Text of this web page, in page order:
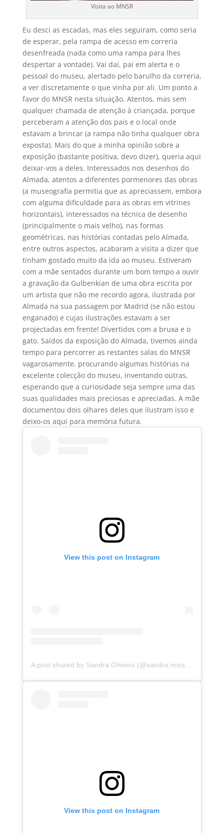
Visita ao MNSR
Eu desci as escadas, mas eles seguiram, como seria
de esperar, pela rampa de acesso em correria
desenfreada (nada como uma rampa para lhes
despertar a vontade). Vai daí, pai em alerta e o
pessoal do museu, alertado pelo barulho da correria,
a ver discretamente o que vinha por ali. Um ponto a
favor do MNSR nesta situação. Atentos, mas sem
qualquer chamada de atenção à criançada, porque
perceberam a atenção dos pais e o local onde
estavam a brincar (a rampa não tinha qualquer obra
exposta). Mais do que a minha opinião sobre a
exposição (bastante positiva, devo dizer), queria aqui
deixar-vos a deles. Interessados nos desenhos do
Almada, atentos a diferentes pormenores das obras
(a museografia permitia que as apreciassem, embora
com alguma dificuldade para as obras em vitrines
horizontais), interessados na técnica de desenho
(principalmente o mais velho), nas formas
geométricas, nas histórias contadas pelo Almada,
entre outros aspectos, acabaram a visita a dizer que
tinham gostado muito da ida ao museu. Estiveram
com a mãe sentados durante um bom tempo a ouvir
a gravação da Gulbenkian de uma obra escrita por
um artista que não me recordo agora, ilustrada por
Almada na sua passagem por Madrid (se não estou
enganado) e cujas ilustrações estavam a ser
projectadas em frente! Divertidos com a bruxa e o
gato. Saídos da exposição do Almada, tivemos ainda
tempo para percorrer as restantes salas do MNSR
vagarosamente, procurando algumas histórias na
excelente colecção do museu, inventando outras,
esperando que a curiosidade seja sempre uma das
suas qualidades mais preciosas e apreciadas. A mãe
documentou dois olhares deles que ilustram isso e
deixo-os aqui para memória futura.
View this post on Instagram
View this post on Instagram